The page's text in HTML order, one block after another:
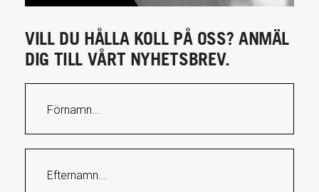
VILL DU HÅLLA KOLL PÅ OSS? ANMÄL
DIG TILL VÅRT NYHETSBREV.